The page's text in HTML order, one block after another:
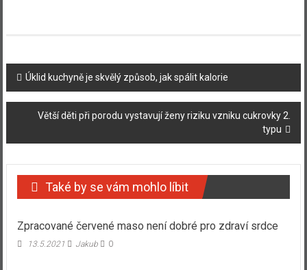
Navigace
příspěvku
Úklid kuchyně je skvělý způsob, jak spálit kalorie
Větší děti při porodu vystavují ženy riziku vzniku cukrovky 2.
typu
Také by se vám mohlo líbit
Zpracované červené maso není dobré pro zdraví srdce
13.5.2021 Jakub 0